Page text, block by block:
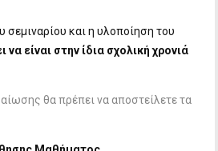
και η υλοποίηση του
να είναι στην ίδια σχολική χρονιά
θα πρέπει να αποστείλετε τα